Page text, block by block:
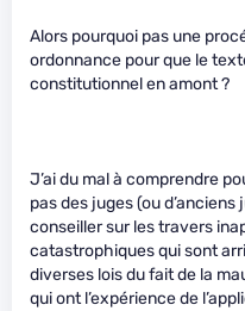
Alors pourquoi pas une
ordonnance pour que le
constitutionnel en amont ?
J’ai du mal à comprendre
pas des juges (ou
conseiller sur les travers
catastrophiques qui sont
diverses lois du fait de la
qui ont l’expérience de